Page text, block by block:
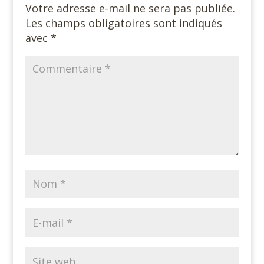
Votre adresse e-mail ne sera pas publiée.
Les champs obligatoires sont indiqués
avec *